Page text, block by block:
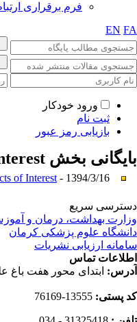
فرم برقراری
EN FA
ورود خودکار
ثبت نام
بازیابی رمز عبور
بایگانی بخش
of Interest - 1394/3/16 -
دسترسی سریع
وزارت بهداشت، درمان و
دانشگاه علوم پزشکی کرمان
سامانه ارزیابی نشریات
اطلاعات تماس
آدرس: ابتدای محور هفت باغ
کد پستی: